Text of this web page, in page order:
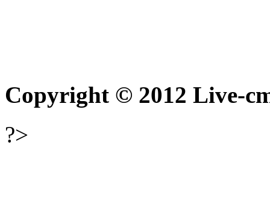
Copyright © 2012 Live-
?>